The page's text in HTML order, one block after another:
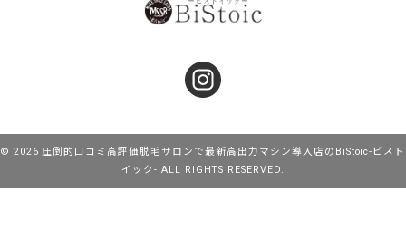
© 2026 圧倒的口コミ高評価脱毛サロンで最新高出力マシン導入店のBiStoic-ビスト
イック- ALL RIGHTS RESERVED.